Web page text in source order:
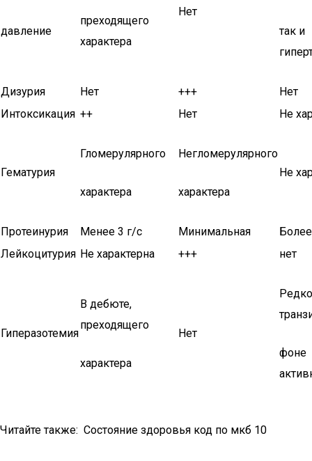
давление
преходящего
характера
Нет
так и
Дизурия Нет +++
Нет
Интоксикация ++ Нет Не
Гематурия
Гломерулярного
характера
Негломерулярного
характера
Не
Протеинурия Менее 3 г/с Минимальная
Лейкоцитурия Не характерна +++ нет
Гиперазотемия
В дебюте,
преходящего
характера
Нет
фоне
Читайте также: Состояние здоровья код по мкб 10